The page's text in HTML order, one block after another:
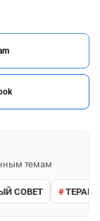
темам
СОВЕТ ТЕРАКТ